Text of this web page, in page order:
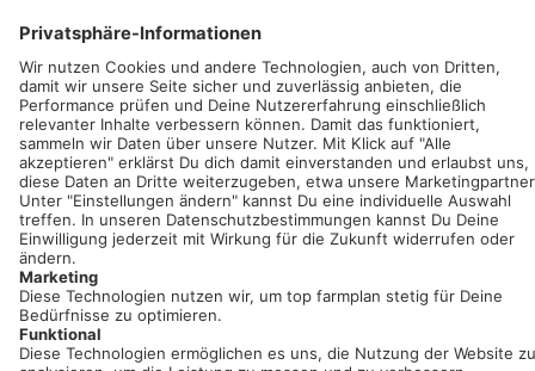
Sei immer auf dem Laufenden!
Neue Features, spannende Tipps und hilfreiche Anleitungen!
Optimiere Dein Agrarbüro -
einfach und bequem!